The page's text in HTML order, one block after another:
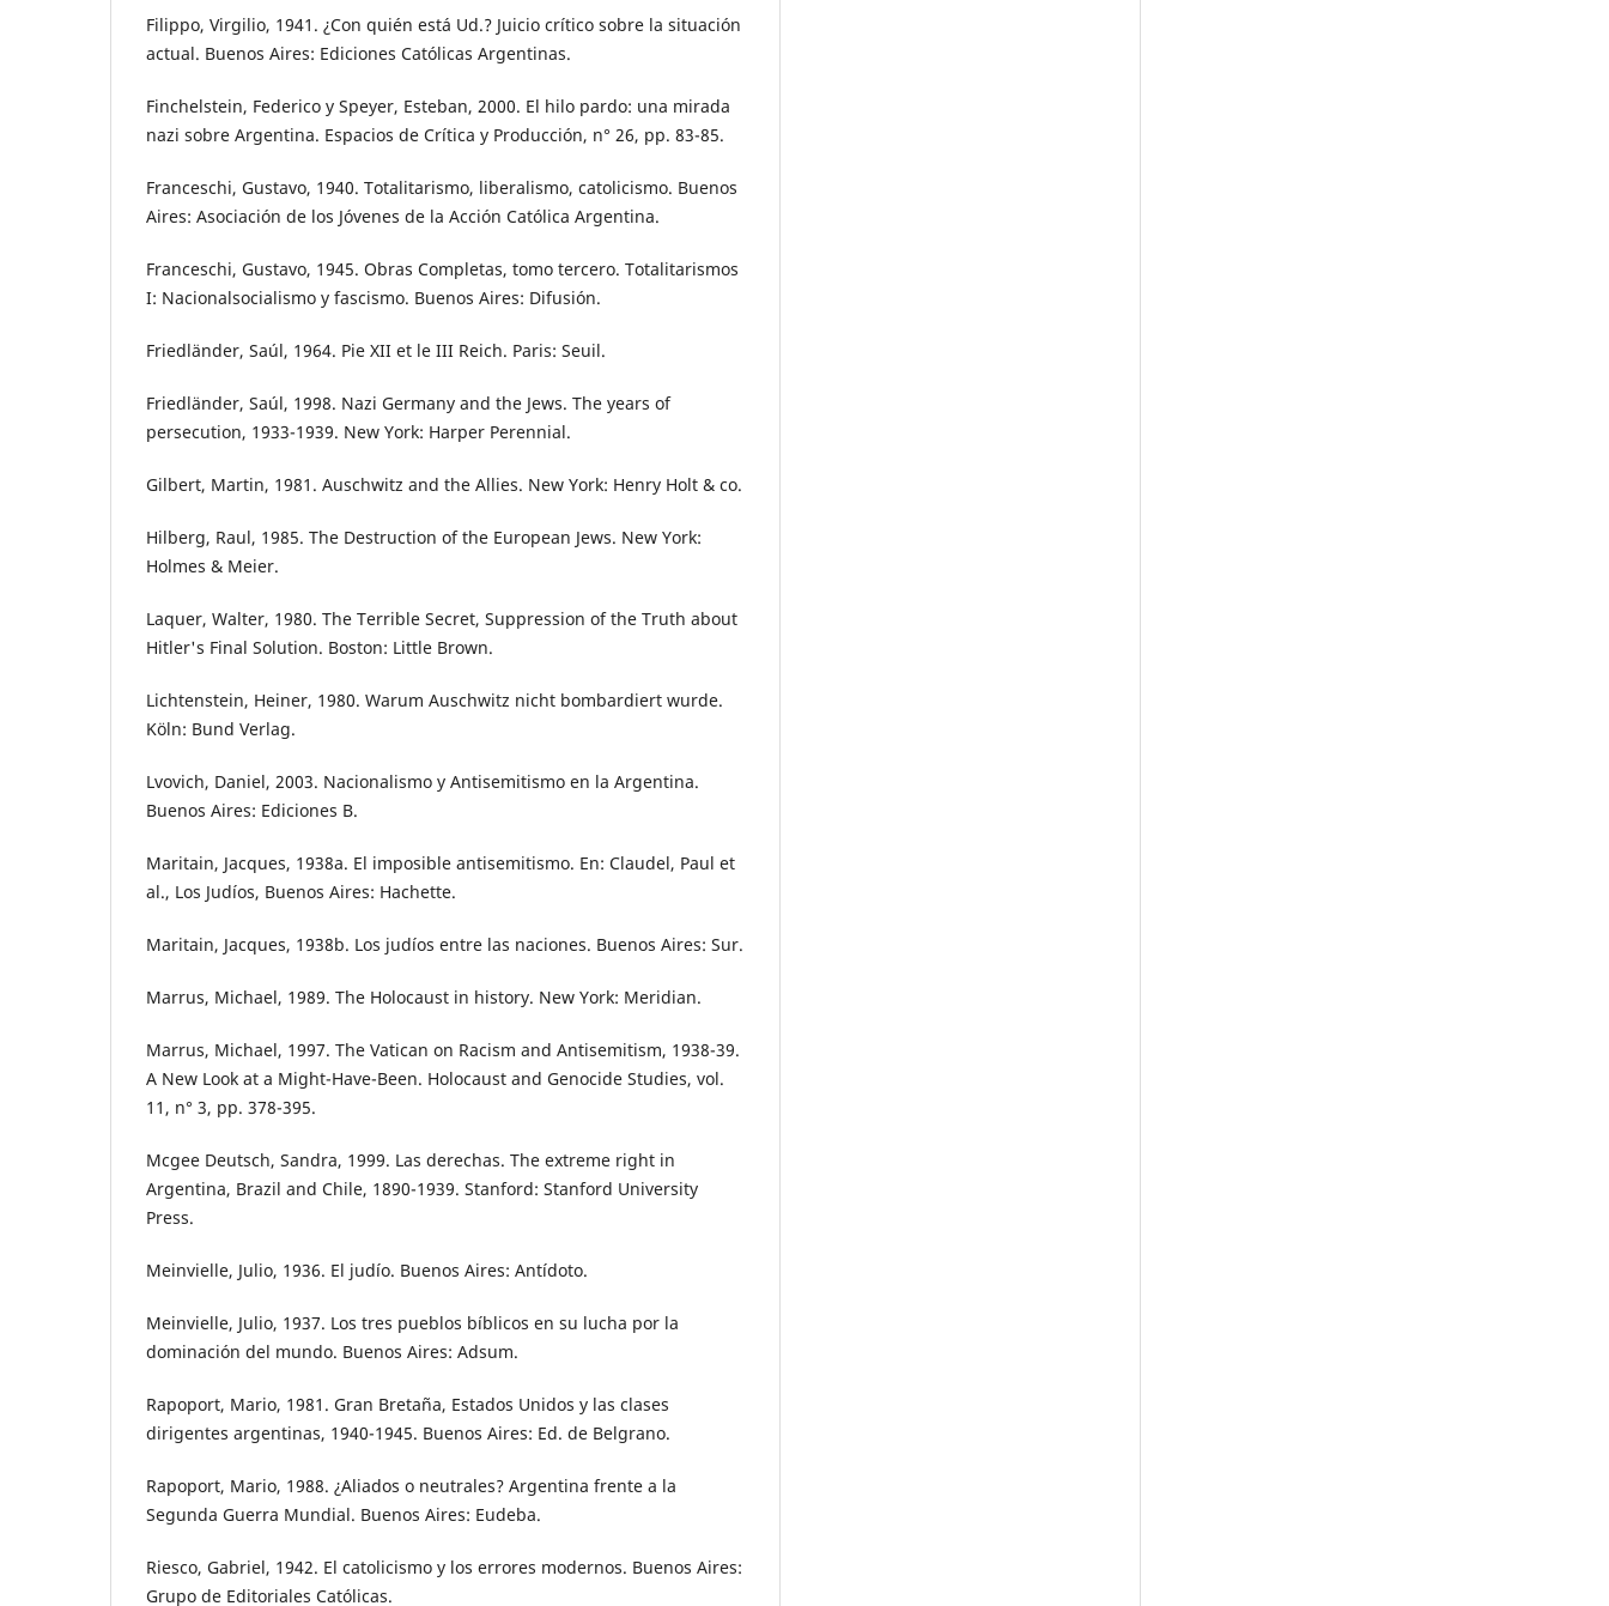
Filippo, Virgilio, 1941. ¿Con quién está Ud.? Juicio crítico sobre la situación
actual. Buenos Aires: Ediciones Católicas Argentinas.
Finchelstein, Federico y Speyer, Esteban, 2000. El hilo pardo: una mirada
nazi sobre Argentina. Espacios de Crítica y Producción, n° 26, pp. 83-85.
Franceschi, Gustavo, 1940. Totalitarismo, liberalismo, catolicismo. Buenos
Aires: Asociación de los Jóvenes de la Acción Católica Argentina.
Franceschi, Gustavo, 1945. Obras Completas, tomo tercero. Totalitarismos
I: Nacionalsocialismo y fascismo. Buenos Aires: Difusión.
Friedländer, Saúl, 1964. Pie XII et le III Reich. Paris: Seuil.
Friedländer, Saúl, 1998. Nazi Germany and the Jews. The years of
persecution, 1933-1939. New York: Harper Perennial.
Gilbert, Martin, 1981. Auschwitz and the Allies. New York: Henry Holt & co.
Hilberg, Raul, 1985. The Destruction of the European Jews. New York:
Holmes & Meier.
Laquer, Walter, 1980. The Terrible Secret, Suppression of the Truth about
Hitler's Final Solution. Boston: Little Brown.
Lichtenstein, Heiner, 1980. Warum Auschwitz nicht bombardiert wurde.
Köln: Bund Verlag.
Lvovich, Daniel, 2003. Nacionalismo y Antisemitismo en la Argentina.
Buenos Aires: Ediciones B.
Maritain, Jacques, 1938a. El imposible antisemitismo. En: Claudel, Paul et
al., Los Judíos, Buenos Aires: Hachette.
Maritain, Jacques, 1938b. Los judíos entre las naciones. Buenos Aires: Sur.
Marrus, Michael, 1989. The Holocaust in history. New York: Meridian.
Marrus, Michael, 1997. The Vatican on Racism and Antisemitism, 1938-39.
A New Look at a Might-Have-Been. Holocaust and Genocide Studies, vol.
11, n° 3, pp. 378-395.
Mcgee Deutsch, Sandra, 1999. Las derechas. The extreme right in
Argentina, Brazil and Chile, 1890-1939. Stanford: Stanford University
Press.
Meinvielle, Julio, 1936. El judío. Buenos Aires: Antídoto.
Meinvielle, Julio, 1937. Los tres pueblos bíblicos en su lucha por la
dominación del mundo. Buenos Aires: Adsum.
Rapoport, Mario, 1981. Gran Bretaña, Estados Unidos y las clases
dirigentes argentinas, 1940-1945. Buenos Aires: Ed. de Belgrano.
Rapoport, Mario, 1988. ¿Aliados o neutrales? Argentina frente a la
Segunda Guerra Mundial. Buenos Aires: Eudeba.
Riesco, Gabriel, 1942. El catolicismo y los errores modernos. Buenos Aires:
Grupo de Editoriales Católicas.